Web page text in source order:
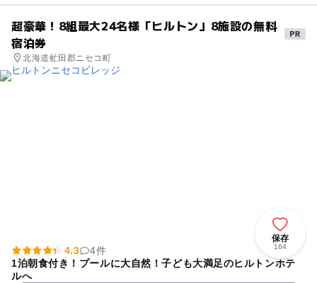
超豪華！8組最大24名様「ヒルトン」8施設の無料
宿泊券
北海道虻田郡ニセコ町
保存
164
4.3
4件
1泊朝食付き！プールに大自然！子ども大満足のヒルトンホテ
ルへ